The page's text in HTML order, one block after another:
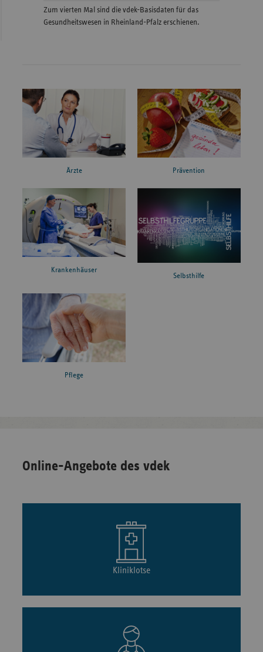
Zum vierten Mal sind die vdek-Basisdaten für das
Gesundheitswesen in Rheinland-Pfalz erschienen.
Ärzte Prävention
Krankenhäuser
Selbsthilfe
Pflege
Online-Angebote des vdek
Kliniklotse